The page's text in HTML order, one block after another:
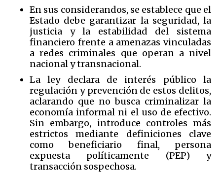
En sus considerandos, se establece que el
Estado debe garantizar la seguridad, la
justicia y la estabilidad del sistema
financiero frente a amenazas vinculadas
a redes criminales que operan a nivel
nacional y transnacional.
La ley declara de interés público la
regulación y prevención de estos delitos,
aclarando que no busca criminalizar la
economía informal ni el uso de efectivo.
Sin embargo, introduce controles más
estrictos mediante definiciones clave
como beneficiario final, persona
expuesta políticamente (PEP) y
transacción sospechosa.